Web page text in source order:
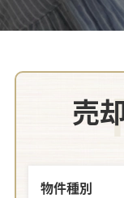
売
物件種別